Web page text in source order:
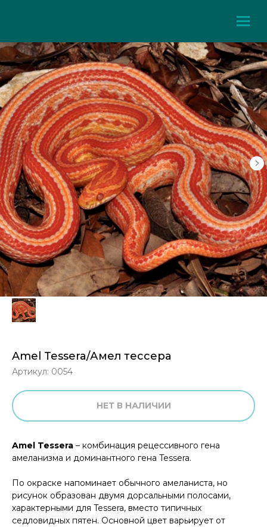
Amel Tessera/Амел тессера
Артикул: 0054
НЕТ В НАЛИЧИИ
Amel Tessera – комбинация рецессивного гена
амеланизма и доминантного гена Tessera.
По окраске напоминает обычного амеланиста, но
рисунок образован двумя дорсальными полосами,
характерными для Tessera, вместо типичных
седловидных пятен. Основной цвет варьирует от